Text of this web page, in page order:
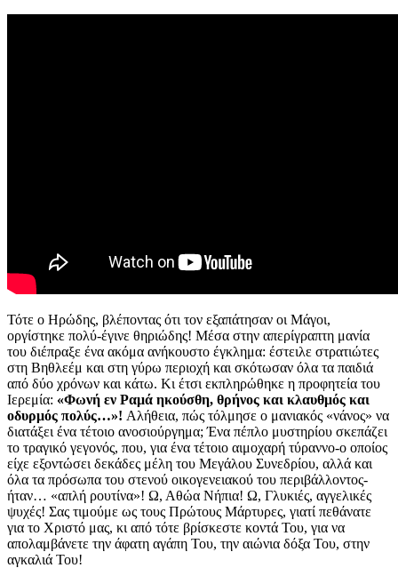
Τότε ο Ηρώδης, βλέποντας ότι τον εξαπάτησαν οι Μάγοι,
οργίστηκε πολύ-έγινε θηριώδης! Μέσα στην απερίγραπτη μανία
του διέπραξε ένα ακόμα ανήκουστο έγκλημα: έστειλε στρατιώτες
στη Βηθλεέμ και στη γύρω περιοχή και σκότωσαν όλα τα παιδιά
από δύο χρόνων και κάτω. Κι έτσι εκπληρώθηκε η προφητεία του
Ιερεμία: «Φωνή εν Ραμά ηκούσθη, θρήνος και κλαυθμός και
οδυρμός πολύς…»! Αλήθεια, πώς τόλμησε ο μανιακός «νάνος» να
διατάξει ένα τέτοιο ανοσιούργημα; Ένα πέπλο μυστηρίου σκεπάζει
το τραγικό γεγονός, που, για ένα τέτοιο αιμοχαρή τύραννο-ο οποίος
είχε εξοντώσει δεκάδες μέλη του Μεγάλου Συνεδρίου, αλλά και
όλα τα πρόσωπα του στενού οικογενειακού του περιβάλλοντος-
ήταν… «απλή ρουτίνα»! Ω, Αθώα Νήπια! Ω, Γλυκιές, αγγελικές
ψυχές! Σας τιμούμε ως τους Πρώτους Μάρτυρες, γιατί πεθάνατε
για το Χριστό μας, κι από τότε βρίσκεστε κοντά Του, για να
απολαμβάνετε την άφατη αγάπη Του, την αιώνια δόξα Του, στην
αγκαλιά Του!